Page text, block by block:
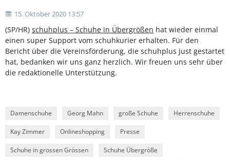
15. Oktober 2020 13:57
(SP/HR) schuhplus – Schuhe in Übergrößen hat wieder einmal
einen super Support vom schuhkurier erhalten. Für den
Bericht über die Vereinsförderung, die schuhplus just gestartet
hat, bedanken wir uns ganz herzlich. Wir freuen uns sehr über
die redaktionelle Unterstützung.
Damenschuhe Georg Mahn große Schuhe Herrenschuhe
Kay Zimmer Onlineshopping Presse
Schuhe in grossen Grössen Schuhe Übergröße